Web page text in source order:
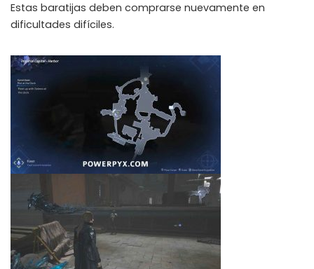
Estas baratijas deben comprarse nuevamente en
dificultades difíciles.